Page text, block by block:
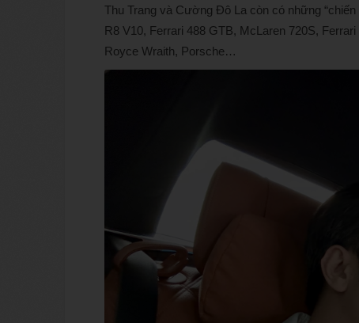
Thu Trang và Cường Đô La còn có những
R8 V10, Ferrari 488 GTB, McLaren 720S,
Royce Wraith, Porsche…